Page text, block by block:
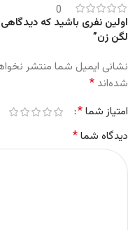
0
اولین نفری باشید که دیدگاهی
لگن زن”
نشانی ایمیل شما منتشر
شده‌اند *
امتیاز شما*
دیدگاه شما*